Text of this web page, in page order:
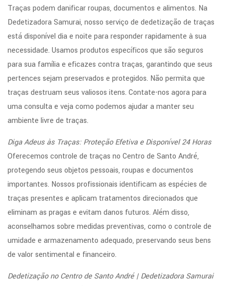
Traças podem danificar roupas, documentos e alimentos. Na
Dedetizadora Samurai, nosso serviço de dedetização de traças
está disponível dia e noite para responder rapidamente à sua
necessidade. Usamos produtos específicos que são seguros
para sua família e eficazes contra traças, garantindo que seus
pertences sejam preservados e protegidos. Não permita que
traças destruam seus valiosos itens. Contate-nos agora para
uma consulta e veja como podemos ajudar a manter seu
ambiente livre de traças.
Diga Adeus às Traças: Proteção Efetiva e Disponível 24 Horas
Oferecemos controle de traças no Centro de Santo André,
protegendo seus objetos pessoais, roupas e documentos
importantes. Nossos profissionais identificam as espécies de
traças presentes e aplicam tratamentos direcionados que
eliminam as pragas e evitam danos futuros. Além disso,
aconselhamos sobre medidas preventivas, como o controle de
umidade e armazenamento adequado, preservando seus bens
de valor sentimental e financeiro.
Dedetização no Centro de Santo André | Dedetizadora Samurai